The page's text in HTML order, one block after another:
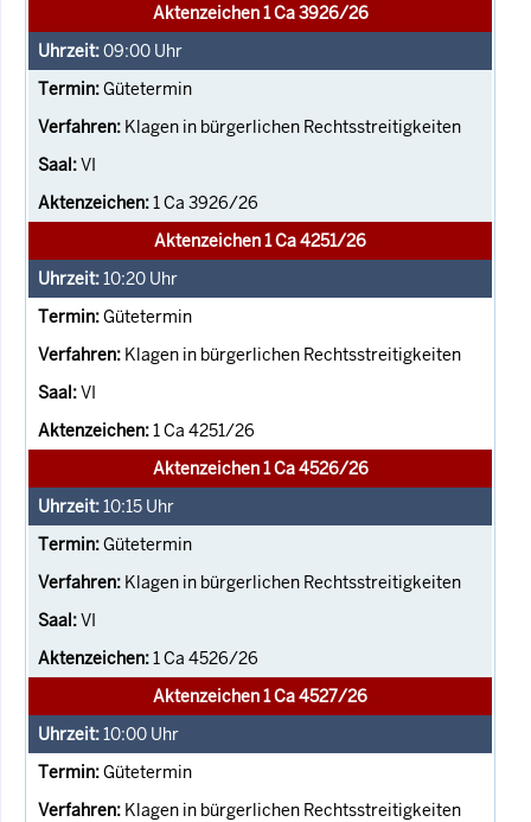
Aktenzeichen 1 Ca 3926/26
09:00 Uhr
Gütetermin
Klagen in bürgerlichen Rechtsstreitigkeiten
VI
1 Ca 3926/26
Aktenzeichen 1 Ca 4251/26
10:20 Uhr
Gütetermin
Klagen in bürgerlichen Rechtsstreitigkeiten
VI
1 Ca 4251/26
Aktenzeichen 1 Ca 4526/26
10:15 Uhr
Gütetermin
Klagen in bürgerlichen Rechtsstreitigkeiten
VI
1 Ca 4526/26
Aktenzeichen 1 Ca 4527/26
10:00 Uhr
Gütetermin
Klagen in bürgerlichen Rechtsstreitigkeiten